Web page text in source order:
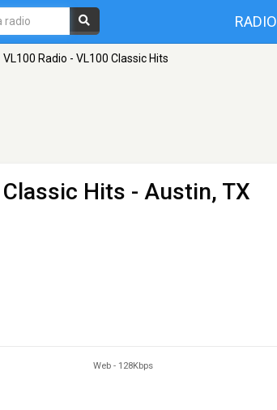
RADIO
VL100 Radio - VL100 Classic Hits
Hits - Austin, TX
Web - 128Kbps